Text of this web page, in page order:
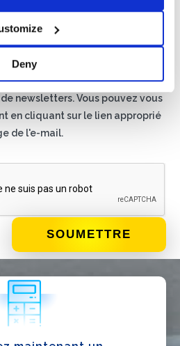
Deny
acceptez de recevoir du
produits et services fournis par
de newsletters. Vous pouvez vous
en cliquant sur le lien approprié
de l'e-mail.
Installateur
Designer
EPC